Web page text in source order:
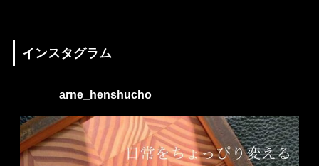
インスタグラム
arne_henshucho